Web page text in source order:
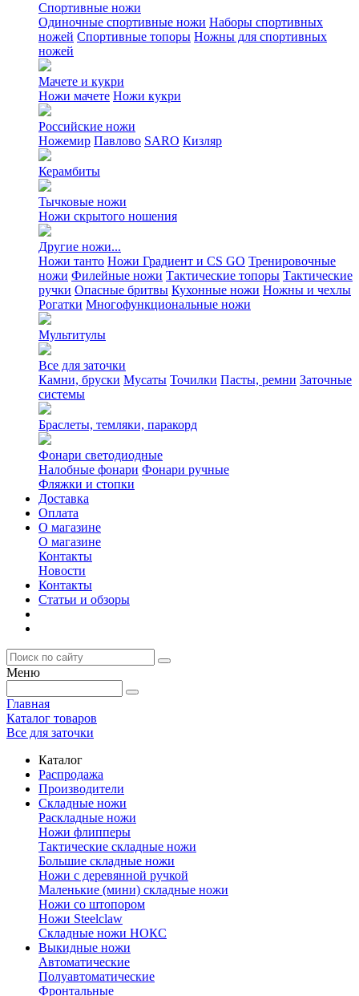
Спортивные ножи
Одиночные спортивные ножи Наборы спортивных
ножей Спортивные топоры Ножны для спортивных
ножей
Мачете и кукри
Ножи мачете Ножи кукри
Российские ножи
Ножемир Павлово SARO Кизляр
Керамбиты
Тычковые ножи
Ножи скрытого ношения
Другие ножи...
Ножи танто Ножи Градиент и CS GO Тренировочные
ножи Филейные ножи Тактические топоры Тактические
ручки Опасные бритвы Кухонные ножи Ножны и чехлы
Рогатки Многофункциональные ножи
Мультитулы
Все для заточки
Камни, бруски Мусаты Точилки Пасты, ремни Заточные
системы
Браслеты, темляки, паракорд
Фонари светодиодные
Налобные фонари Фонари ручные
Фляжки и стопки
Доставка
Оплата
О магазине
О магазине
Контакты
Новости
Контакты
Статьи и обзоры
Меню
Главная
Каталог товаров
Все для заточки
Каталог
Распродажа
Производители
Складные ножи
Раскладные ножи
Ножи флипперы
Тактические складные ножи
Большие складные ножи
Ножи с деревянной ручкой
Маленькие (мини) складные ножи
Ножи со штопором
Ножи Steelclaw
Складные ножи НОКС
Выкидные ножи
Автоматические
Полуавтоматические
Фронтальные